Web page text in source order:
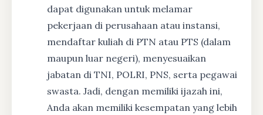
dapat digunakan untuk melamar
pekerjaan di perusahaan atau instansi,
mendaftar kuliah di PTN atau PTS (dalam
maupun luar negeri), menyesuaikan
jabatan di TNI, POLRI, PNS, serta pegawai
swasta. Jadi, dengan memiliki ijazah ini,
Anda akan memiliki kesempatan yang lebih